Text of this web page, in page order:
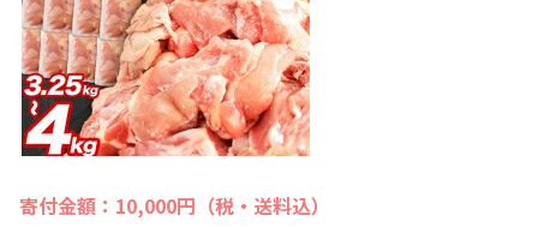
寄付金額：10,000円（税・送料込）